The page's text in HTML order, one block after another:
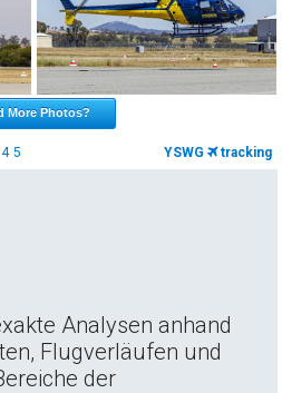
More Photos?
4 5 YSWG tracking
Analysen anhand
Flugverläufen und
der